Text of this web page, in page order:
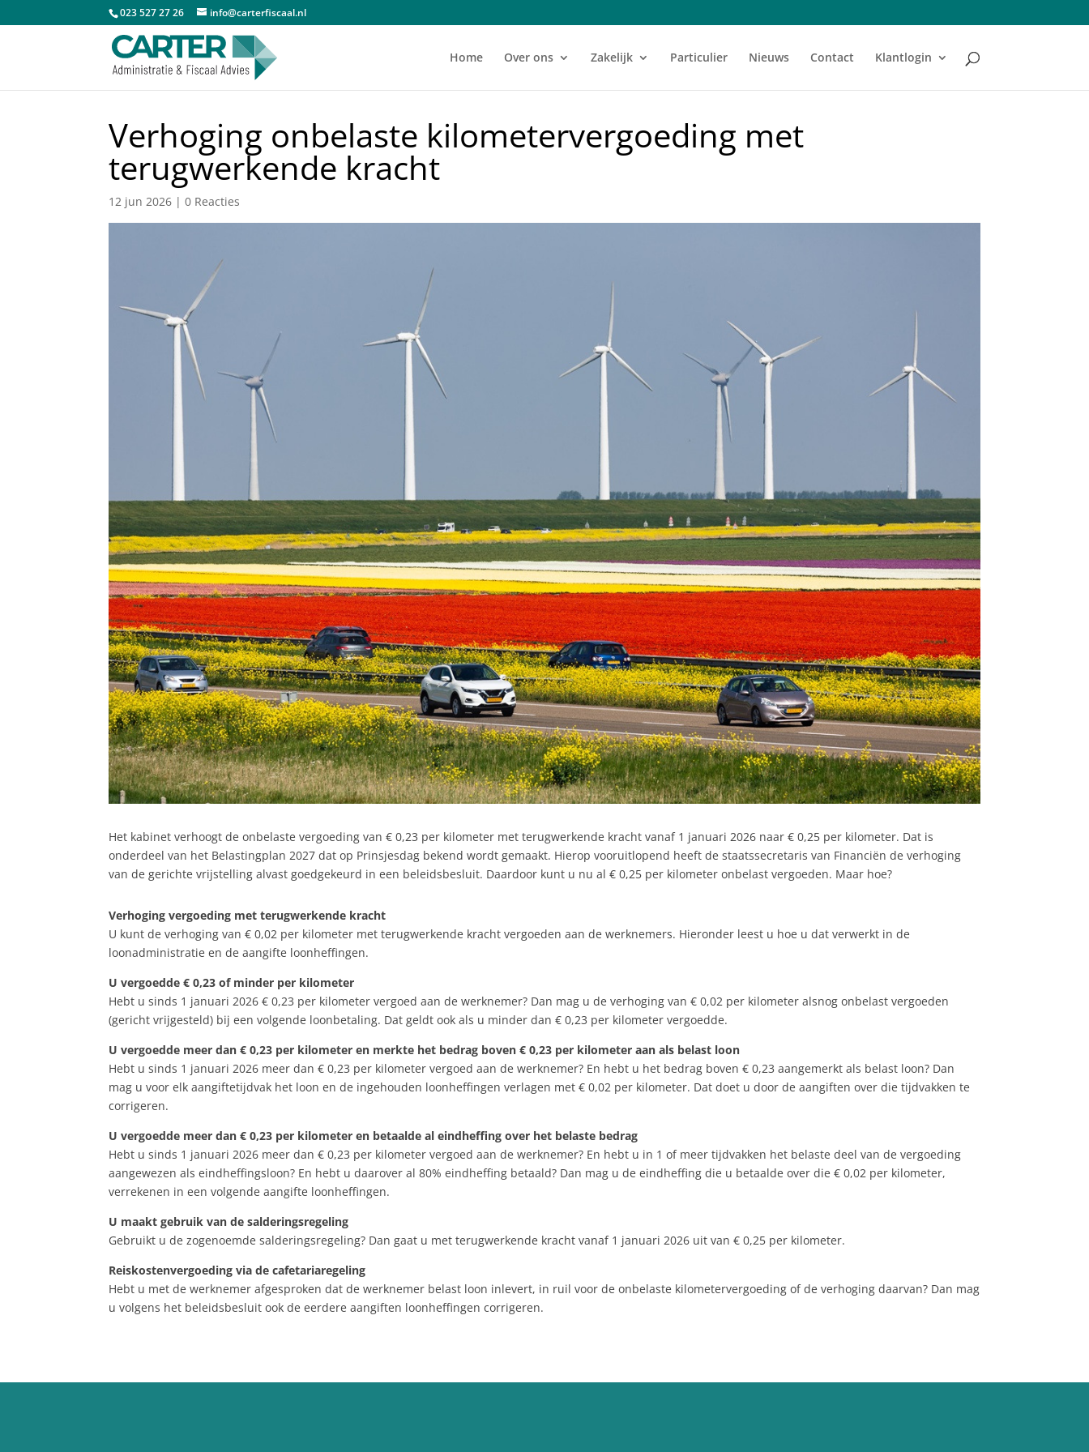
023 527 27 26 info@carterfiscaal.nl
Home Over ons Zakelijk Particulier Nieuws Contact Klantlogin
Verhoging onbelaste kilometervergoeding met
terugwerkende kracht
12 jun 2026 |0 Reacties
Het kabinet verhoogt de onbelaste vergoeding van € 0,23 per kilometer met terugwerkende kracht vanaf 1 januari 2026 naar € 0,25 per kilometer. Dat is
onderdeel van het Belastingplan 2027 dat op Prinsjesdag bekend wordt gemaakt. Hierop vooruitlopend heeft de staatssecretaris van Financiën de verhoging
van de gerichte vrijstelling alvast goedgekeurd in een beleidsbesluit. Daardoor kunt u nu al € 0,25 per kilometer onbelast vergoeden. Maar hoe?
Verhoging vergoeding met terugwerkende kracht
U kunt de verhoging van € 0,02 per kilometer met terugwerkende kracht vergoeden aan de werknemers. Hieronder leest u hoe u dat verwerkt in de
loonadministratie en de aangifte loonheffingen.
U vergoedde € 0,23 of minder per kilometer
Hebt u sinds 1 januari 2026 € 0,23 per kilometer vergoed aan de werknemer? Dan mag u de verhoging van € 0,02 per kilometer alsnog onbelast vergoeden
(gericht vrijgesteld) bij een volgende loonbetaling. Dat geldt ook als u minder dan € 0,23 per kilometer vergoedde.
U vergoedde meer dan € 0,23 per kilometer en merkte het bedrag boven € 0,23 per kilometer aan als belast loon
Hebt u sinds 1 januari 2026 meer dan € 0,23 per kilometer vergoed aan de werknemer? En hebt u het bedrag boven € 0,23 aangemerkt als belast loon? Dan
mag u voor elk aangiftetijdvak het loon en de ingehouden loonheffingen verlagen met € 0,02 per kilometer. Dat doet u door de aangiften over die tijdvakken te
corrigeren.
U vergoedde meer dan € 0,23 per kilometer en betaalde al eindheffing over het belaste bedrag
Hebt u sinds 1 januari 2026 meer dan € 0,23 per kilometer vergoed aan de werknemer? En hebt u in 1 of meer tijdvakken het belaste deel van de vergoeding
aangewezen als eindheffingsloon? En hebt u daarover al 80% eindheffing betaald? Dan mag u de eindheffing die u betaalde over die € 0,02 per kilometer,
verrekenen in een volgende aangifte loonheffingen.
U maakt gebruik van de salderingsregeling
Gebruikt u de zogenoemde salderingsregeling? Dan gaat u met terugwerkende kracht vanaf 1 januari 2026 uit van € 0,25 per kilometer.
Reiskostenvergoeding via de cafetariaregeling
Hebt u met de werknemer afgesproken dat de werknemer belast loon inlevert, in ruil voor de onbelaste kilometervergoeding of de verhoging daarvan? Dan mag
u volgens het beleidsbesluit ook de eerdere aangiften loonheffingen corrigeren.